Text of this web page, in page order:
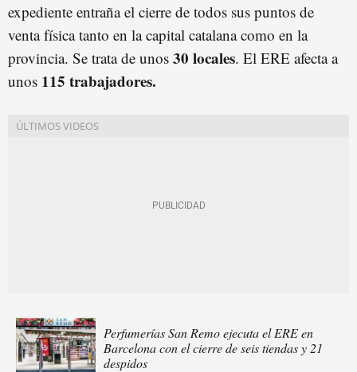
expediente entraña el cierre de todos sus puntos de
venta física tanto en la capital catalana como en la
provincia. Se trata de unos 30 locales. El ERE afecta a
unos 115 trabajadores.
Perfumerías San Remo ejecuta el ERE en
Barcelona con el cierre de seis tiendas y 21
despidos